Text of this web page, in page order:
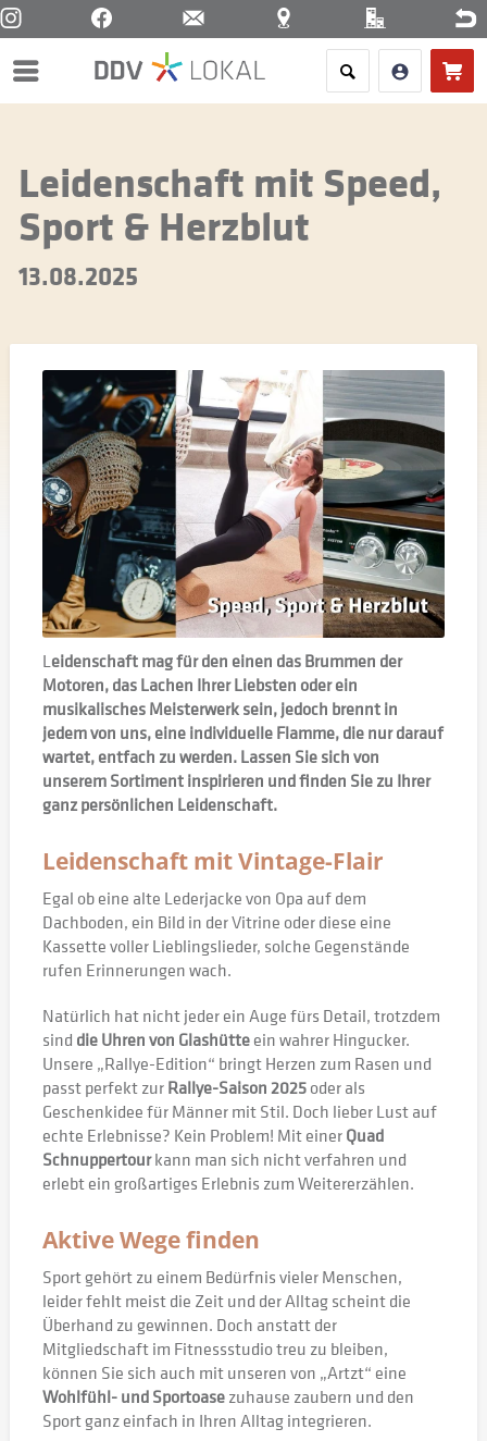
Menü
Leidenschaft mit Speed,
Sport & Herzblut
13.08.2025
Leidenschaft mag für den einen das Brummen der
Motoren, das Lachen Ihrer Liebsten oder ein
musikalisches Meisterwerk sein, jedoch brennt in
jedem von uns, eine individuelle Flamme, die nur darauf
wartet, entfach zu werden. Lassen Sie sich von
unserem Sortiment inspirieren und finden Sie zu Ihrer
ganz persönlichen Leidenschaft.
Leidenschaft mit Vintage-Flair
Egal ob eine alte Lederjacke von Opa auf dem
Dachboden, ein Bild in der Vitrine oder diese eine
Kassette voller Lieblingslieder, solche Gegenstände
rufen Erinnerungen wach.
Natürlich hat nicht jeder ein Auge fürs Detail, trotzdem
sind die Uhren von Glashütteein wahrer Hingucker.
Unsere „Rallye-Edition“ bringt Herzen zum Rasen und
passt perfekt zurRallye-Saison 2025oder als
Geschenkidee für Männer mit Stil. Doch lieber Lust auf
echte Erlebnisse? Kein Problem! Mit einerQuad
Schnuppertourkann man sich nicht verfahren und
erlebt ein großartiges Erlebnis zum Weitererzählen.
Aktive Wege finden
Sport gehört zu einem Bedürfnis vieler Menschen,
leider fehlt meist die Zeit und der Alltag scheint die
Überhand zu gewinnen. Doch anstatt der
Mitgliedschaft im Fitnessstudio treu zu bleiben,
können Sie sich auch mit unseren von „Artzt“ eine
Wohlfühl- und Sportoasezuhause zaubern und den
Sport ganz einfach in Ihren Alltag integrieren.